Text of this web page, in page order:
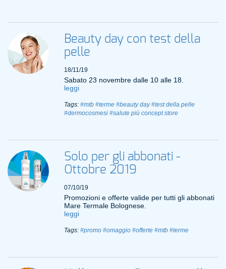
Beauty day con test della
pelle
18/11/19
Sabato 23 novembre dalle 10 alle 18.
leggi
Tags: #mtb #terme #beauty day #test della pelle
#dermocosmesi #salute più concept store
Solo per gli abbonati -
Ottobre 2019
07/10/19
Promozioni e offerte valide per tutti gli abbonati
Mare Termale Bolognese.
leggi
Tags: #promo #omaggio #offerte #mtb #terme